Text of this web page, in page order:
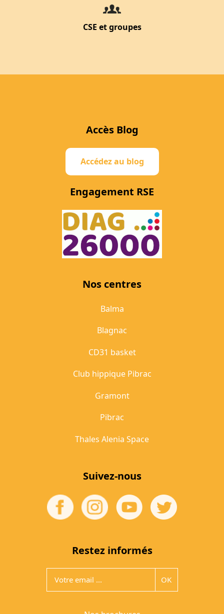
CSE et groupes
Accès Blog
Accédez au blog
Engagement RSE
Nos centres
Balma
Blagnac
CD31 basket
Club hippique Pibrac
Gramont
Pibrac
Thales Alenia Space
Suivez-nous
Restez informés